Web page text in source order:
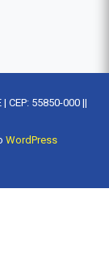
CEP: 55850-000 ||
WordPress